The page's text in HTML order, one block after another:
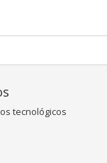
tecnológicos